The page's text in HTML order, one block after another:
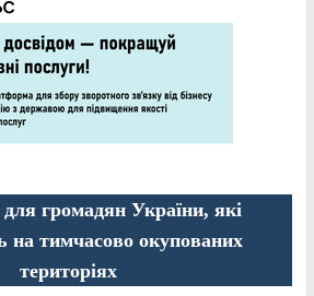
громадян України, які
на тимчасово окупованих
територіях